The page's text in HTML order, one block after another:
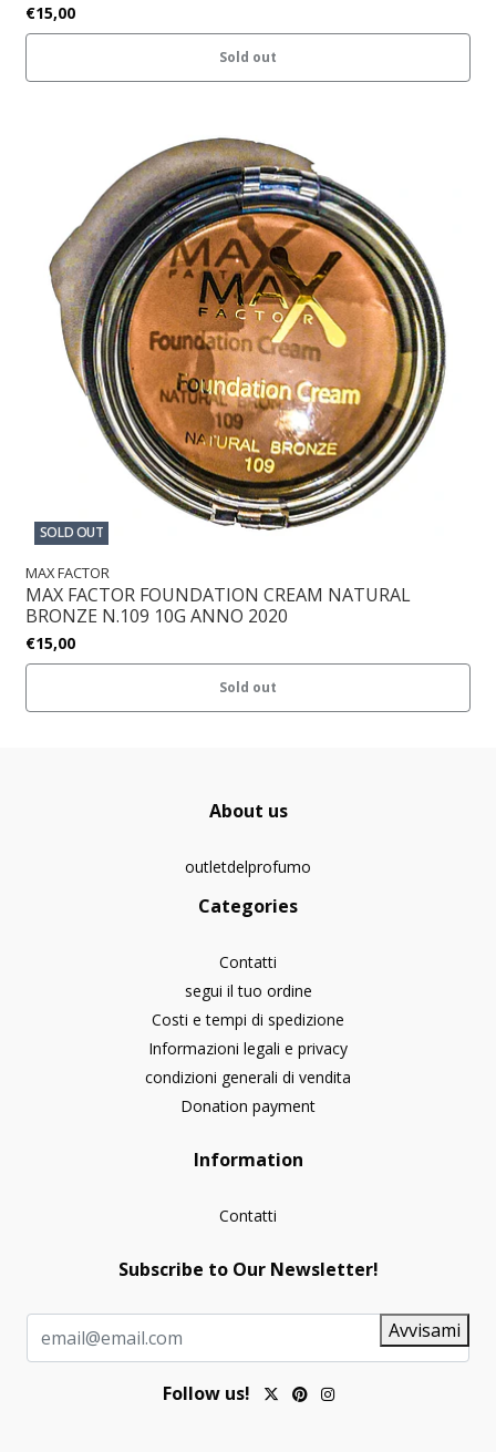
€15,00
Sold out
SOLD OUT
MAX FACTOR
MAX FACTOR FOUNDATION CREAM NATURAL
BRONZE N.109 10G ANNO 2020
€15,00
Sold out
About us
outletdelprofumo
Categories
Contatti
segui il tuo ordine
Costi e tempi di spedizione
Informazioni legali e privacy
condizioni generali di vendita
Donation payment
Information
Contatti
Subscribe to Our Newsletter!
Avvisami
Follow us!